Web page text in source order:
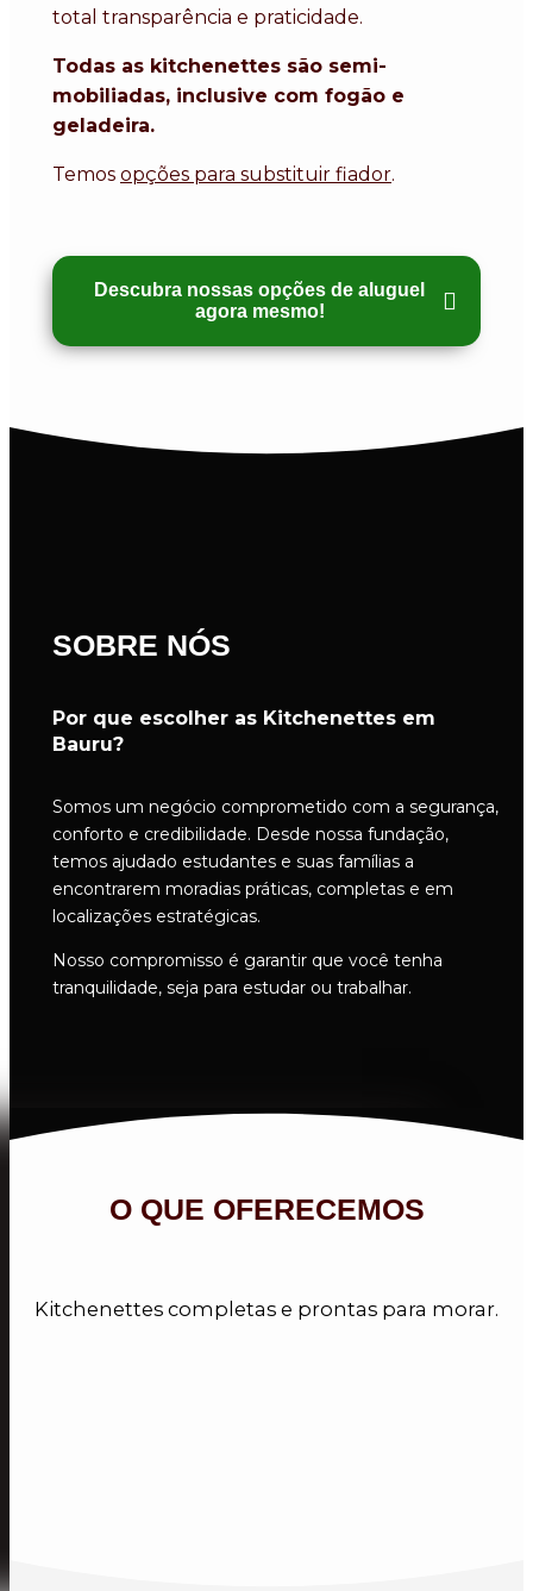
total transparência e praticidade.
Todas as kitchenettes são semi-
mobiliadas, inclusive com fogão e
geladeira.
Temos opções para substituir fiador.
Descubra nossas opções de aluguel
agora mesmo!
SOBRE NÓS
Por que escolher as Kitchenettes em
Bauru?
Somos um negócio comprometido com a segurança,
conforto e credibilidade. Desde nossa fundação,
temos ajudado estudantes e suas famílias a
encontrarem moradias práticas, completas e em
localizações estratégicas.
Nosso compromisso é garantir que você tenha
tranquilidade, seja para estudar ou trabalhar.
O QUE OFERECEMOS
Kitchenettes completas e prontas para morar.